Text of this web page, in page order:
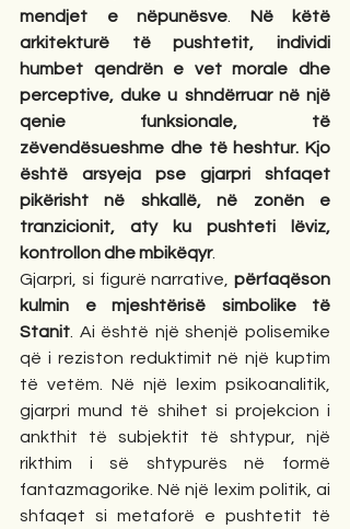
mendjet e nëpunësve
Në këtë
arkitekturë të pushtetit, individi
humbet qendrën e vet morale dhe
perceptive, duke u shndërruar në një
qenie funksionale, të
zëvendësueshme dhe të heshtur. Kjo
është arsyeja pse gjarpri shfaqet
pikërisht në shkallë, në zonën e
tranzicionit, aty ku pushteti lëviz,
kontrollon dhe mbikëqyr.
Gjarpri, si figurë narrative, përfaqëson
kulmin e mjeshtërisë simbolike të
Stanit . Ai është një shenjë polisemike
që i reziston reduktimit në një kuptim
të vetëm. Në një lexim psikoanalitik,
gjarpri mund të shihet si projekcion i
ankthit të subjektit të shtypur, një
rikthim i së shtypurës në formë
fantazmagorike. Në një lexim politik, ai
shfaqet si metaforë e pushtetit të